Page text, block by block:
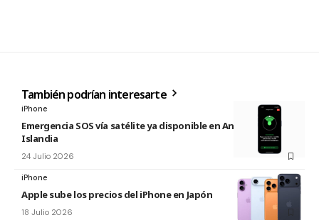
También podrían interesarte
iPhone
Emergencia SOS vía satélite ya disponible en Andorra e
Islandia
24 Julio 2026
iPhone
Apple sube los precios del iPhone en Japón
18 Julio 2026